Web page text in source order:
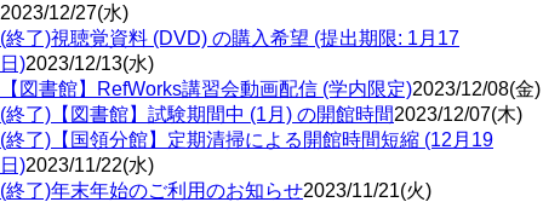
2023/12/27(水)
(終了)視聴覚資料 (DVD) の購入希望 (提出期限: 1月17
日)2023/12/13(水)
【図書館】RefWorks講習会動画配信 (学内限定)2023/12/08(金)
(終了)【図書館】試験期間中 (1月) の開館時間2023/12/07(木)
(終了)【国領分館】定期清掃による開館時間短縮 (12月19
日)2023/11/22(水)
(終了)年末年始のご利用のお知らせ2023/11/21(火)